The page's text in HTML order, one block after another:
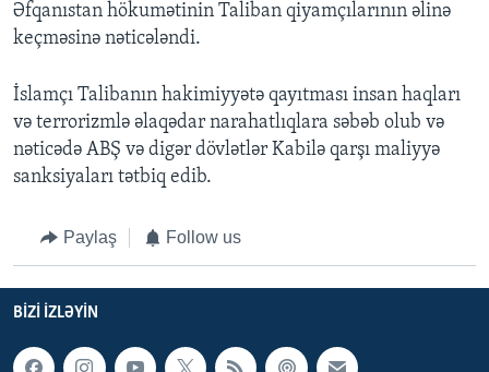
Əfqanıstan hökumətinin Taliban qiyamçılarının əlinə
keçməsinə nəticələndi.
İslamçı Talibanın hakimiyyətə qayıtması insan haqları
və terrorizmlə əlaqədar narahatlıqlara səbəb olub və
nəticədə ABŞ və digər dövlətlər Kabilə qarşı maliyyə
sanksiyaları tətbiq edib.
Paylaş Follow us
BIZI IZLƏYIN